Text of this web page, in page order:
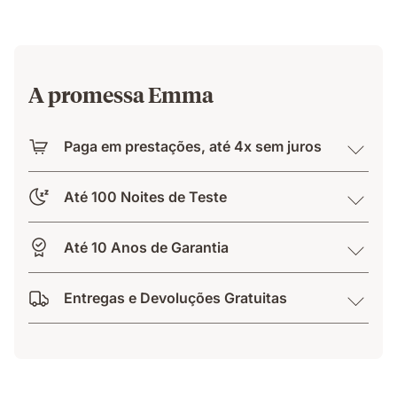
A promessa Emma
Paga em prestações, até 4x sem juros
Até 100 Noites de Teste
Até 10 Anos de Garantia
Entregas e Devoluções Gratuitas